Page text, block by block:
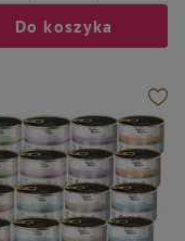
Do koszyka